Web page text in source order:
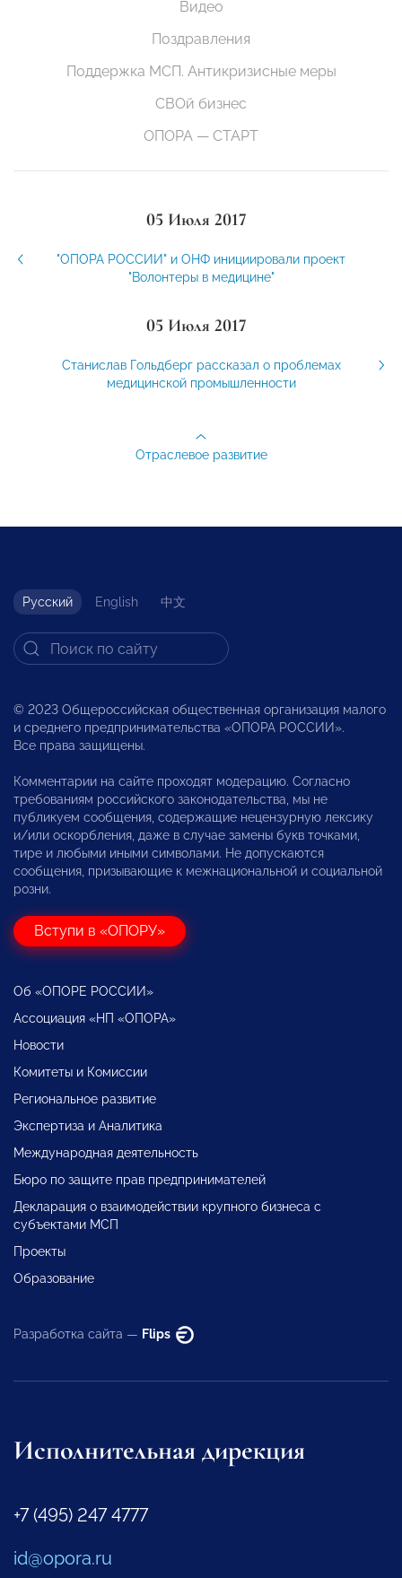
Видео
Поздравления
Поддержка МСП. Антикризисные меры
СВОй бизнес
ОПОРА — СТАРТ
05 Июля 2017
"ОПОРА РОССИИ" и ОНФ инициировали проект
"Волонтеры в медицине"
05 Июля 2017
Станислав Гольдберг рассказал о проблемах
медицинской промышленности
Отраслевое развитие
Русский English 中文
© 2023 Общероссийская общественная организация малого
и среднего предпринимательства «ОПОРА РОССИИ».
Все права защищены.
Комментарии на сайте проходят модерацию. Согласно
требованиям российского законодательства, мы не
публикуем сообщения, содержащие нецензурную лексику
и/или оскорбления, даже в случае замены букв точками,
тире и любыми иными символами. Не допускаются
сообщения, призывающие к межнациональной и социальной
розни.
Вступи в «ОПОРУ»
Об «ОПОРЕ РОССИИ»
Ассоциация «НП «ОПОРА»
Новости
Комитеты и Комиссии
Региональное развитие
Экспертиза и Аналитика
Международная деятельность
Бюро по защите прав предпринимателей
Декларация о взаимодействии крупного бизнеса с
субъектами МСП
Проекты
Образование
Разработка сайта — Flips
Исполнительная дирекция
+7 (495) 247 4777
id@opora.ru